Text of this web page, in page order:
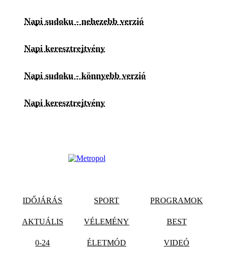
Napi sudoku - nehezebb verzió
Napi keresztrejtvény
Napi sudoku - könnyebb verzió
Napi keresztrejtvény
IDŐJÁRÁS SPORT PROGRAMOK
AKTUÁLIS VÉLEMÉNY BEST
0-24 ÉLETMÓD VIDEÓ